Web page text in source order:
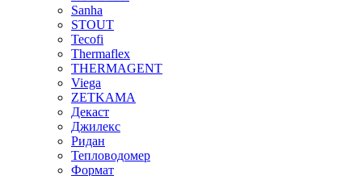
Sanha
STOUT
Tecofi
Thermaflex
THERMAGENT
Viega
ZETKAMA
Декаст
Джилекс
Ридан
Тепловодомер
Формат